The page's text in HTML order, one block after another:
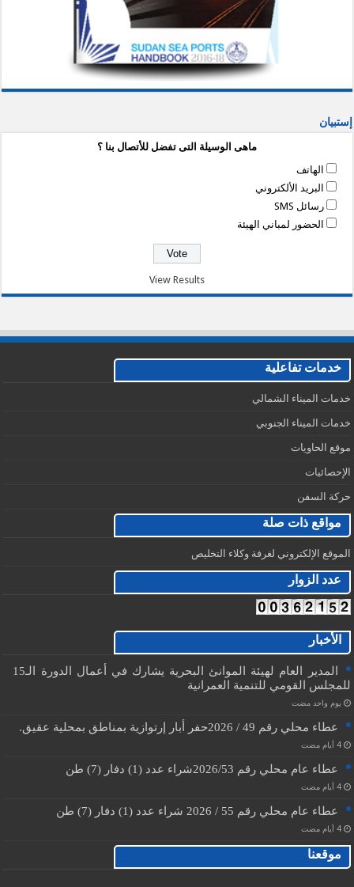
إستبيان
ماهى الوسيلة التى تفضل للأتصال بنا ؟
الهاتف
البريد الألكتروني
رسائل SMS
الحضور لمباني الهيئة
View Results
خدمات تفاعلية
خدمات الميناء الشمالي
خدمات الميناء الجنوبي
موقع الحاويات
الإحصائيات
حركة السفن
مواقع ذات صلة
الموقع الإلكتروني لغرفة وكلاء التخليص
عدد الزوار
الأخبار
المدير العام لهيئة الموانئ البحرية يشارك في أعمال الدورة الـ15
للمجلس القومي للتنمية العمرانية
‏يوم واحد مضت
عطاء محلي رقم 49 / 2026حفر أبار إرتوازية بمناطق بمحلية عقيق.
‏4 أيام مضت
عطاء عام محلي رقم 2026/53شراء عدد (1) دفار (7) طن
‏4 أيام مضت
عطاء عام محلي رقم 55 / 2026 شراء عدد (1) دفار (7) طن
‏4 أيام مضت
موقعنا